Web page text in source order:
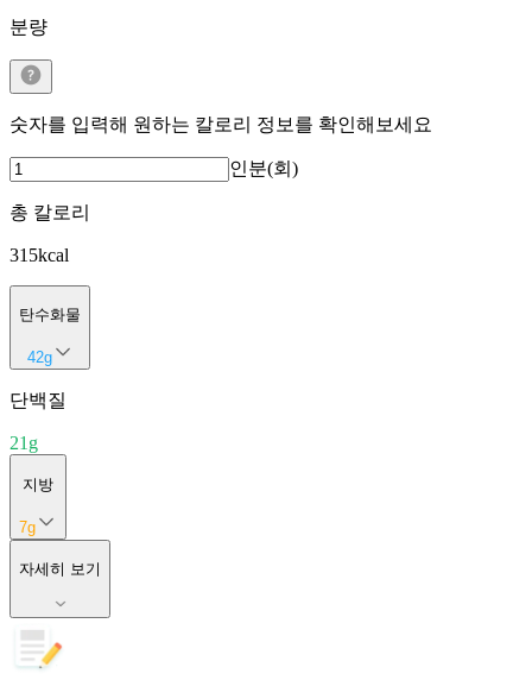
분량
숫자를 입력해 원하는 칼로리 정보를 확인해보세요
인분(회)
총 칼로리
315kcal
탄수화물
42g
단백질
21 g
지방
7g
자세히 보기